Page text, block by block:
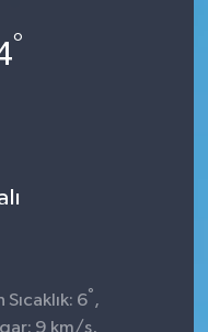
°
6° ,
9 km/s,